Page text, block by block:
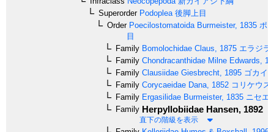
SuperorderPodoplea 後脚上目
OrderPoecilostomatoida Burmeister, 1835 ポ
目
Family Bomolochidae Claus, 1875 エラジラ
Family Chondracanthidae Milne Edwards,
Family Clausiidae Giesbrecht, 1895 ゴカイ
Family Corycaeidae Dana, 1852 コリケウス
Family Ergasilidae Burmeister, 1835 ニセエ
Family Herpyllobiidae Hansen, 1892
直下の階級を表示